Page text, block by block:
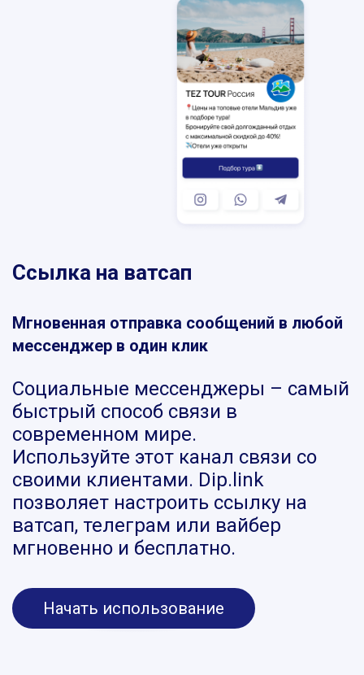
SKYPE
MESSENGER
TELEGRAM
WHATSAPP
Ссылка на ватсап
Мгновенная отправка сообщений в любой
мессенджер в один клик
Социальные мессенджеры – самый
быстрый способ связи в
современном мире.
Используйте этот канал связи со
своими клиентами. Dip.link
позволяет настроить ссылку на
ватсап, телеграм или вайбер
мгновенно и бесплатно.
Начать использование